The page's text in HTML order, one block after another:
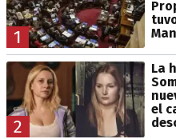
1
2
La
el